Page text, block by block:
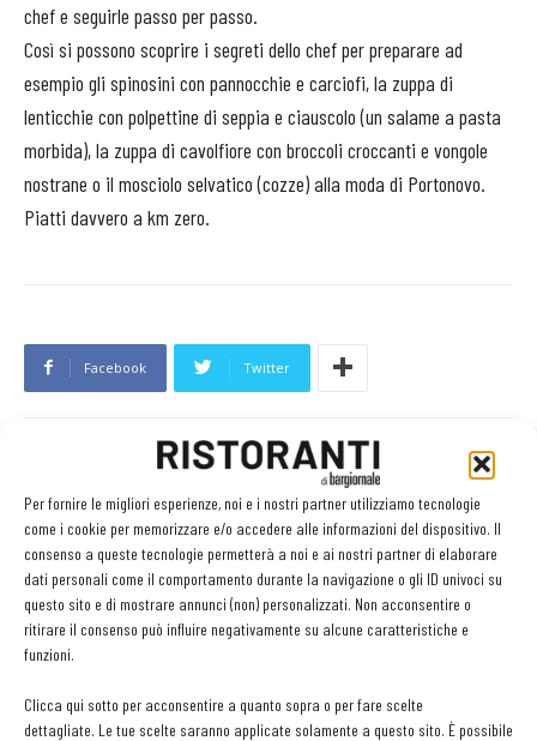
Per fornire le migliori esperienze, noi e i nostri partner utilizziamo tecnologie
come i cookie per memorizzare e/o accedere alle informazioni del dispositivo. Il
consenso a queste tecnologie permetterà a noi e ai nostri partner di elaborare
dati personali come il comportamento durante la navigazione o gli ID univoci su
questo sito e di mostrare annunci (non) personalizzati. Non acconsentire o
ritirare il consenso può influire negativamente su alcune caratteristiche e
funzioni.
Clicca qui sotto per acconsentire a quanto sopra o per fare scelte
dettagliate. Le tue scelte saranno applicate solamente a questo sito. È possibile
chef e seguirle passo per passo.
Così si possono scoprire i segreti dello chef per preparare ad
esempio gli spinosini con pannocchie e carciofi, la zuppa di
lenticchie con polpettine di seppia e ciauscolo (un salame a pasta
morbida), la zuppa di cavolfiore con broccoli croccanti e vongole
nostrane o il mosciolo selvatico (cozze) alla moda di Portonovo.
Piatti davvero a km zero.
Facebook Twitter
contenuto sponsorizzato
Sogemi rafforza i servizi per la ristorazione: orario
esteso e tessera gratuita per i professionisti
HoReCa
globale vale 253 miliardi di euro